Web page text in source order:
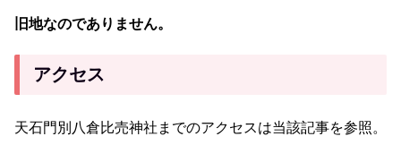
旧地なのでありません。
アクセス
天石門別八倉比売神社までのアクセスは当該記事を参照。